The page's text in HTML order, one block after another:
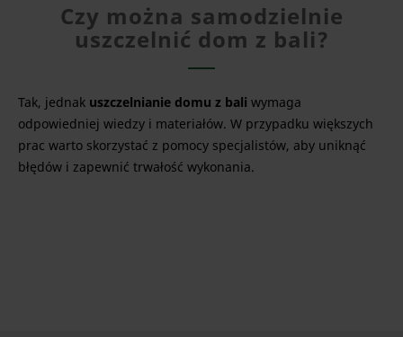
Czy można samodzielnie
uszczelnić dom z bali?
Tak, jednak uszczelnianie domu z bali wymaga
odpowiedniej wiedzy i materiałów. W przypadku większych
prac warto skorzystać z pomocy specjalistów, aby uniknąć
błędów i zapewnić trwałość wykonania.